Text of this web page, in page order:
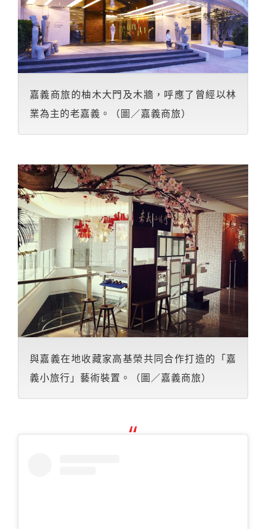
嘉義商旅的柚木大門及木牆，呼應了曾經以林
業為主的老嘉義。（圖／嘉義商旅）
與嘉義在地收藏家高基榮共同合作打造的「嘉
義小旅行」藝術裝置。（圖／嘉義商旅）